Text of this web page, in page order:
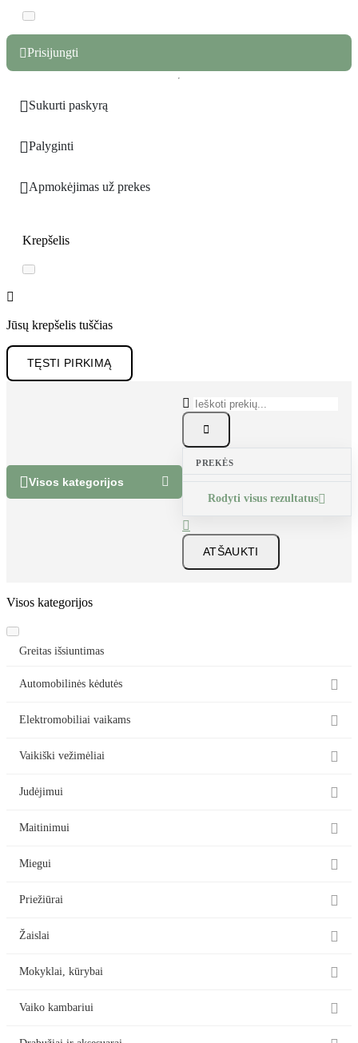
Prisijungti
Sukurti paskyrą
Palyginti
Apmokėjimas už prekes
Krepšelis

Jūsų krepšelis tuščias
TĘSTI PIRKIMĄ
 Visos kategorijos 


PREKĖS
Rodyti visus rezultatus

ATŠAUKTI
Visos kategorijos
Greitas išsiuntimas
Automobilinės kėdutės 
Elektromobiliai vaikams 
Vaikiški vežimėliai 
Judėjimui 
Maitinimui 
Miegui 
Priežiūrai 
Žaislai 
Mokyklai, kūrybai 
Vaiko kambariui 